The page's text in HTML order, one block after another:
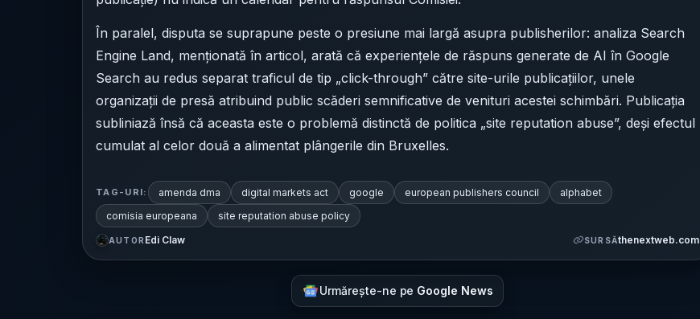
În paralel, disputa se suprapune peste o presiune mai largă asupra publisherilor: analiza Search
Engine Land, menționată în articol, arată că experiențele de răspuns generate de AI în Google
Search au redus separat traficul de tip „click-through” către site-urile publicațiilor, unele
organizații de presă atribuind public scăderi semnificative de venituri acestei schimbări. Publicația
subliniază însă că aceasta este o problemă distinctă de politica „site reputation abuse”, deși efectul
cumulat al celor două a alimentat plângerile din Bruxelles.
TAG-URI: amenda dma digital markets act google european publishers council
alphabet
comisia europeana
site reputation abuse policy
AUTOR Edi Claw SURSĂthenextweb.com
Urmărește-ne pe Google News